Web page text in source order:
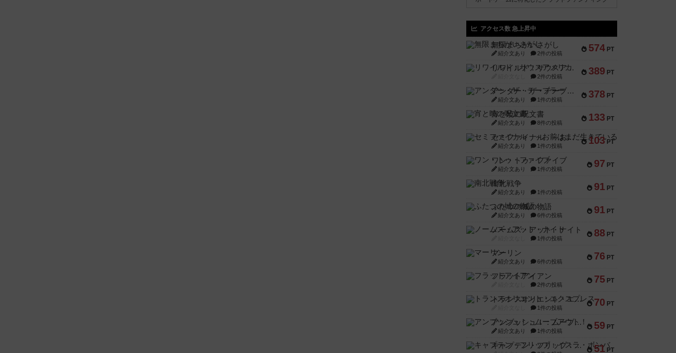
アクセス数 急上昇中
574 PT
無限まちがいさがし
紹介文あり 2件の投稿
389 PT
リワイルド：サウスアメリカ
2件の投稿
378 PT
アンダー・ザ・テーブラー
紹介文あり 1件の投稿
133 PT
宵と暁の呪文書
紹介文あり 8件の投稿
103 PT
セミファイナル ～お前はまだ生きている～
紹介文あり 1件の投稿
97 PT
ワン・トゥ・ファイブ
紹介文あり 1件の投稿
91 PT
南北戦争
紹介文あり 1件の投稿
91 PT
ふたつの城の物語
紹介文あり 6件の投稿
88 PT
ノームズ・アット・ナイト
1件の投稿
76 PT
マーリン
紹介文あり 6件の投稿
75 PT
フラットアイアン
2件の投稿
70 PT
トランスオリエント・エクスプレス
1件の投稿
59 PT
アンブッシュ！：ムーブアウト！
紹介文あり 1件の投稿
51 PT
キャプテン・フリップ：イスラ・ボンバ